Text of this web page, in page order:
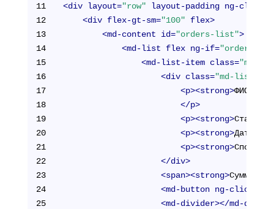
11
<div layout="row" layout-padding ng-cloak
12
<div flex-gt-sm="100" flex>
13
<md-content id="orders-list">
14
<md-list flex ng-if=
15
<md-list-item class="md-3-
16
<div class="md-list-
17
<p><strong>ФИО
18
</p>
19
<p><strong>Статус
20
<p><strong>Дата
21
<p><strong>Способ
22
</div>
23
<span><strong>Сумма
24
<md-button ng-click
25
<md-divider></md-